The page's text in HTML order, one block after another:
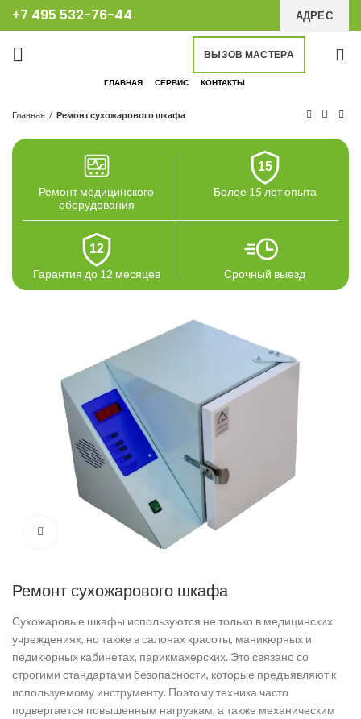
+7 495 532-76-44 АДРЕС
ВЫЗОВ МАСТЕРА
ГЛАВНАЯ СЕРВИС КОНТАКТЫ
Главная Ремонт сухожарового шкафа
Ремонт медицинского
оборудования
15
Более 15 лет опыта
12
Гарантия до 12 месяцев Срочный выезд
Ремонт сухожарового шкафа
Сухожаровые шкафы используются не только в медицинских
учреждениях, но также в салонах красоты, маникюрных и
педикюрных кабинетах, парикмахерских. Это связано со
строгими стандартами безопасности, которые предъявляют к
используемому инструменту. Поэтому техника часто
подвергается повышенным нагрузкам, а также механическим